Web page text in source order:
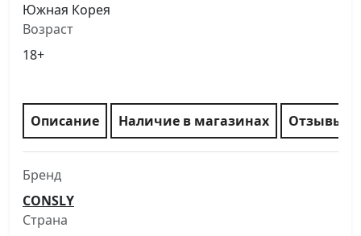
Южная Корея
Возраст
18+
Описание Наличие в магазинах Отзывы
Бренд
CONSLY
Страна